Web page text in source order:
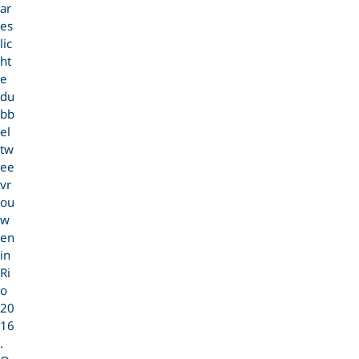
ar
es
lic
ht
e
du
bb
el
tw
ee
vr
ou
w
en
in
Ri
o
20
16
.